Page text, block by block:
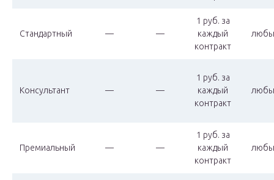
Стандартный — —
1 руб. за
каждый
контракт
Консультант — —
1 руб. за
каждый
контракт
Премиальный — —
1 руб. за
каждый
контракт